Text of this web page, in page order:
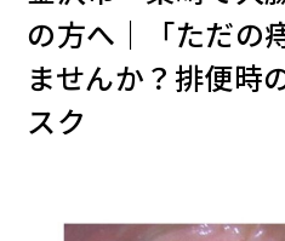
の方へ｜「ただの
ませんか？排便時
スク